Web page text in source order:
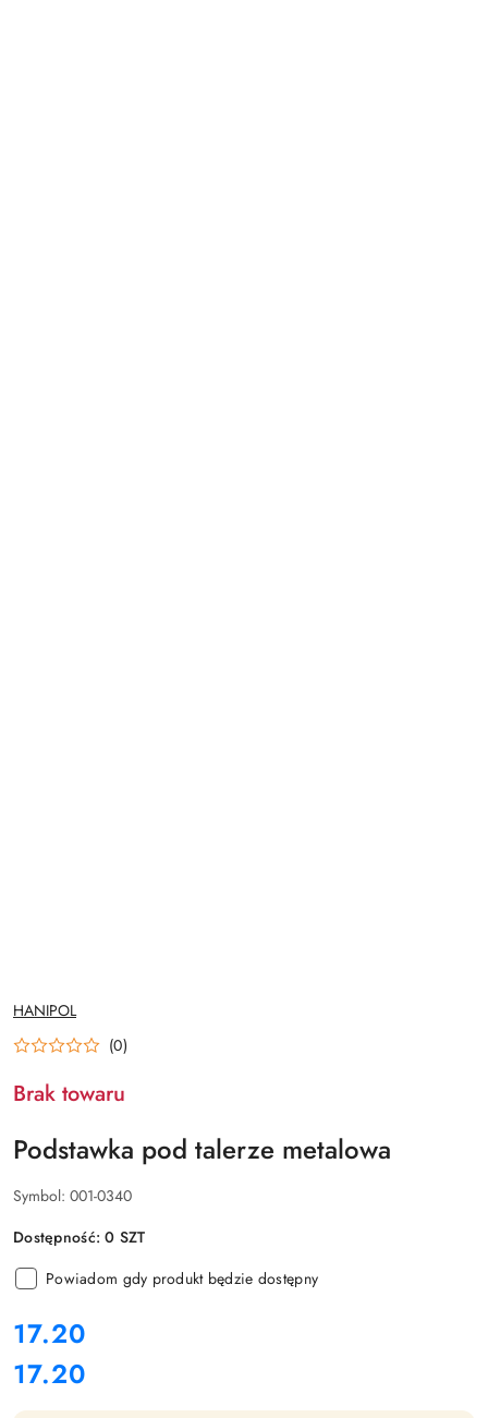
NAZWA
PRODUCENTA:
HANIPOL
(0)
Brak towaru
Podstawka pod talerze metalowa
Symbol: 001-0340
Dostępność:0 SZT
Powiadom gdy produkt będzie dostępny
cena:
17.20
Cena:
17.20